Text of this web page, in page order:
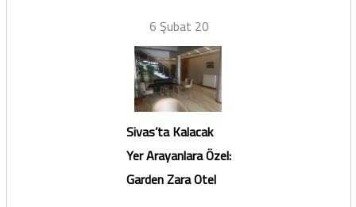
6 Şubat 20
Sivas’ta Kalacak
Yer Arayanlara Özel:
Garden Zara Otel